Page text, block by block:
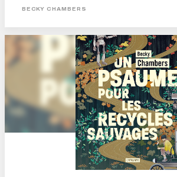
scientifiques (astrobiologiste et ingénieur satellite),
BECKY CHAMBERS